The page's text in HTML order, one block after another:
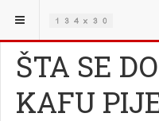
NALAZITE SE OVDJE:
ŠTA SE
KAFU